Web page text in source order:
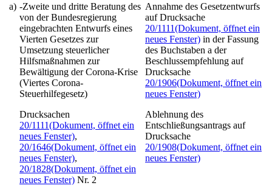
a) -Zweite und dritte Beratung des
von der Bundesregierung
eingebrachten Entwurfs eines
Vierten Gesetzes zur
Umsetzung steuerlicher
Hilfsmaßnahmen zur
Bewältigung der Corona-Krise
(Viertes Corona-
Steuerhilfegesetz)
Drucksachen
20/1111(Dokument, öffnet ein
neues Fenster),
20/1646(Dokument, öffnet ein
neues Fenster),
20/1828(Dokument, öffnet ein
neues Fenster) Nr. 2
Annahme des Gesetzentwurfs
auf Drucksache
20/1111(Dokument, öffnet ein
neues Fenster) in der Fassung
des Buchstaben a der
Beschlussempfehlung auf
Drucksache
20/1906(Dokument, öffnet ein
neues Fenster)
Ablehnung des
Entschließungsantrags auf
Drucksache
20/1908(Dokument, öffnet ein
neues Fenster)